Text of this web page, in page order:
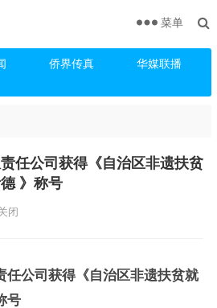
侨界传真
华媒联播
菜单
任公司获得《自治区非遗扶贫
》称号
闭
任公司获得《自治区非遗扶贫就
号